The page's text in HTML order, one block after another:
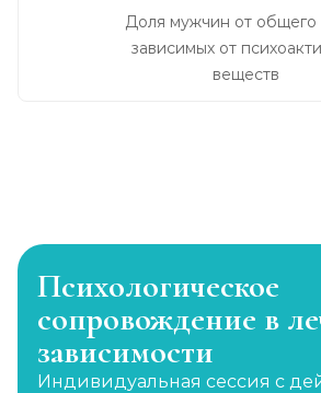
Доля мужчин от общего
зависимых от
веществ
Психологическое
сопровождение в
зависимости
Индивидуальная сессия с